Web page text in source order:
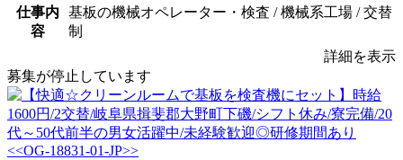
仕事内
容
基板の機械オペレーター・検査 / 機械系工場 / 交替
制
詳細を表示
募集が停止しています